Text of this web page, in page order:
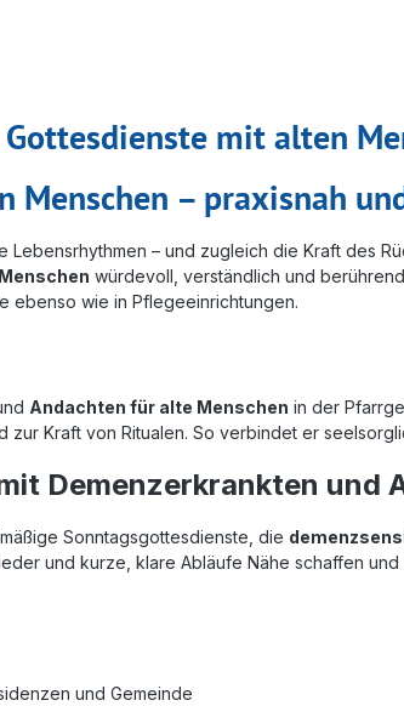
mit alten
– praxisnah
– und zugleich die Kraft des
würdevoll, verständlich und
ebenso wie in Pflegeeinrichtungen.
Andachten für alte Menschen in der
zur Kraft von Ritualen. So verbindet er
Demenzerkrankten und
Sonntagsgottesdienste, die
und kurze, klare Abläufe Nähe schaffen
und Gemeinde